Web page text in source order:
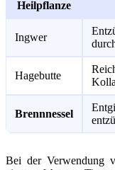
Heilpflanze
Ingwer
Hagebutte
Brennnessel
Bei der Verwendung